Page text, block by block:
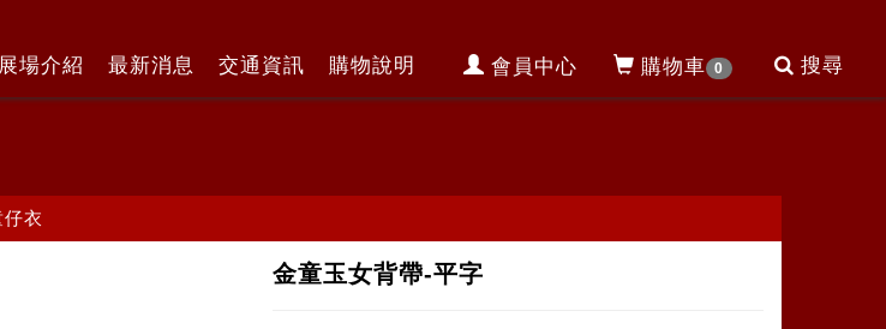
會員中心 購物車 0 搜尋
展場介紹 最新消息 交通資訊 購物說明
仔衣
金童玉女背帶-平字